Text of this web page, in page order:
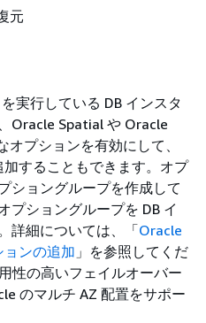
元
実行している DB インスタ
Oracle Spatial や Oracle
プションを有効にして、
することもできます。オプ
ショングループを作成して
プショングループを DB イ
詳細については、「Oracle
ョンの追加 」を参照してくだ
性の高いフェイルオーバー
のマルチ AZ 配置をサポー